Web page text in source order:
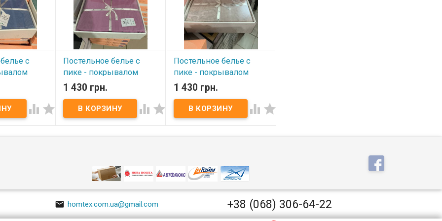
с
евро
с пике -
на
 
Постельное белье с
пике - покрывалом
Modalita Фиолетовое
В наличии
покрывалом Modalita евро
Состав: 100% хлопок.
Упаковка: подарочная
коробка. Производитель:
Modalita (Турция).
1 430 грн.
 
Постельное белье с
пике - покрывалом
Modalita Светло-
бежевое евро
В наличии
покрывалом Modalita евро
Состав: 100% хлопок.
Упаковка: подарочная
коробка. Производитель:
Modalita (Турция).
1 430 грн.
 
 homtex.com.ua@gmail.com +38 (068) 306-64-22